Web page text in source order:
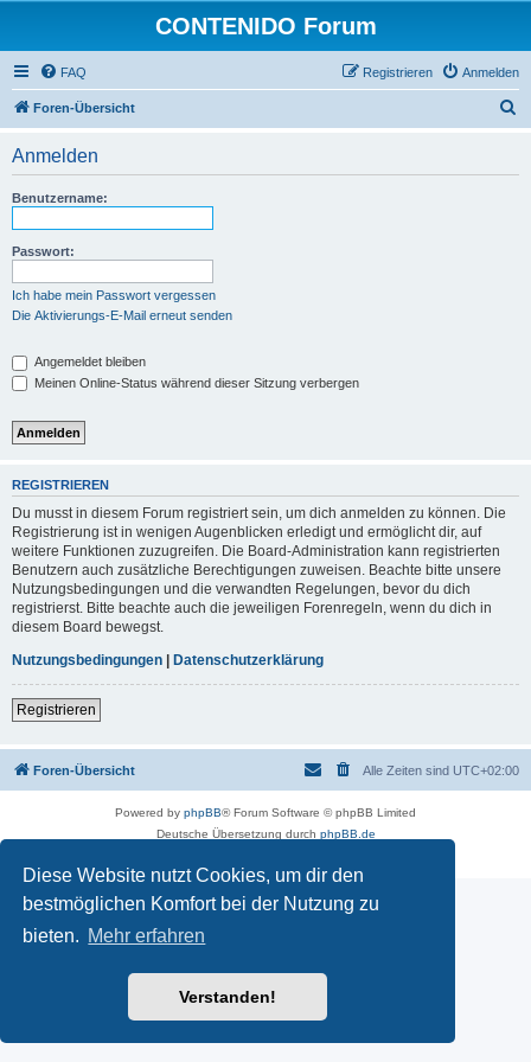
Diese Website nutzt Cookies, um dir den
bestmöglichen Komfort bei der Nutzung zu
bieten. Mehr erfahren
Verstanden!
CONTENIDO Forum
FAQ Anmelden
Registrieren
Foren-Übersicht
Anmelden
Benutzername:
Passwort:
Ich habe mein Passwort vergessen
Die Aktivierungs-E-Mail erneut senden
Angemeldet bleiben
Meinen Online-Status während dieser Sitzung verbergen
REGISTRIEREN
Du musst in diesem Forum registriert sein, um dich anmelden zu können. Die
Registrierung ist in wenigen Augenblicken erledigt und ermöglicht dir, auf
weitere Funktionen zuzugreifen. Die Board-Administration kann registrierten
Benutzern auch zusätzliche Berechtigungen zuweisen. Beachte bitte unsere
Nutzungsbedingungen und die verwandten Regelungen, bevor du dich
registrierst. Bitte beachte auch die jeweiligen Forenregeln, wenn du dich in
diesem Board bewegst.
Nutzungsbedingungen | Datenschutzerklärung
Registrieren
Foren-Übersicht Alle Zeiten sind UTC+02:00
Powered by phpBB® Forum Software © phpBB Limited
Deutsche Übersetzung durch phpBB.de